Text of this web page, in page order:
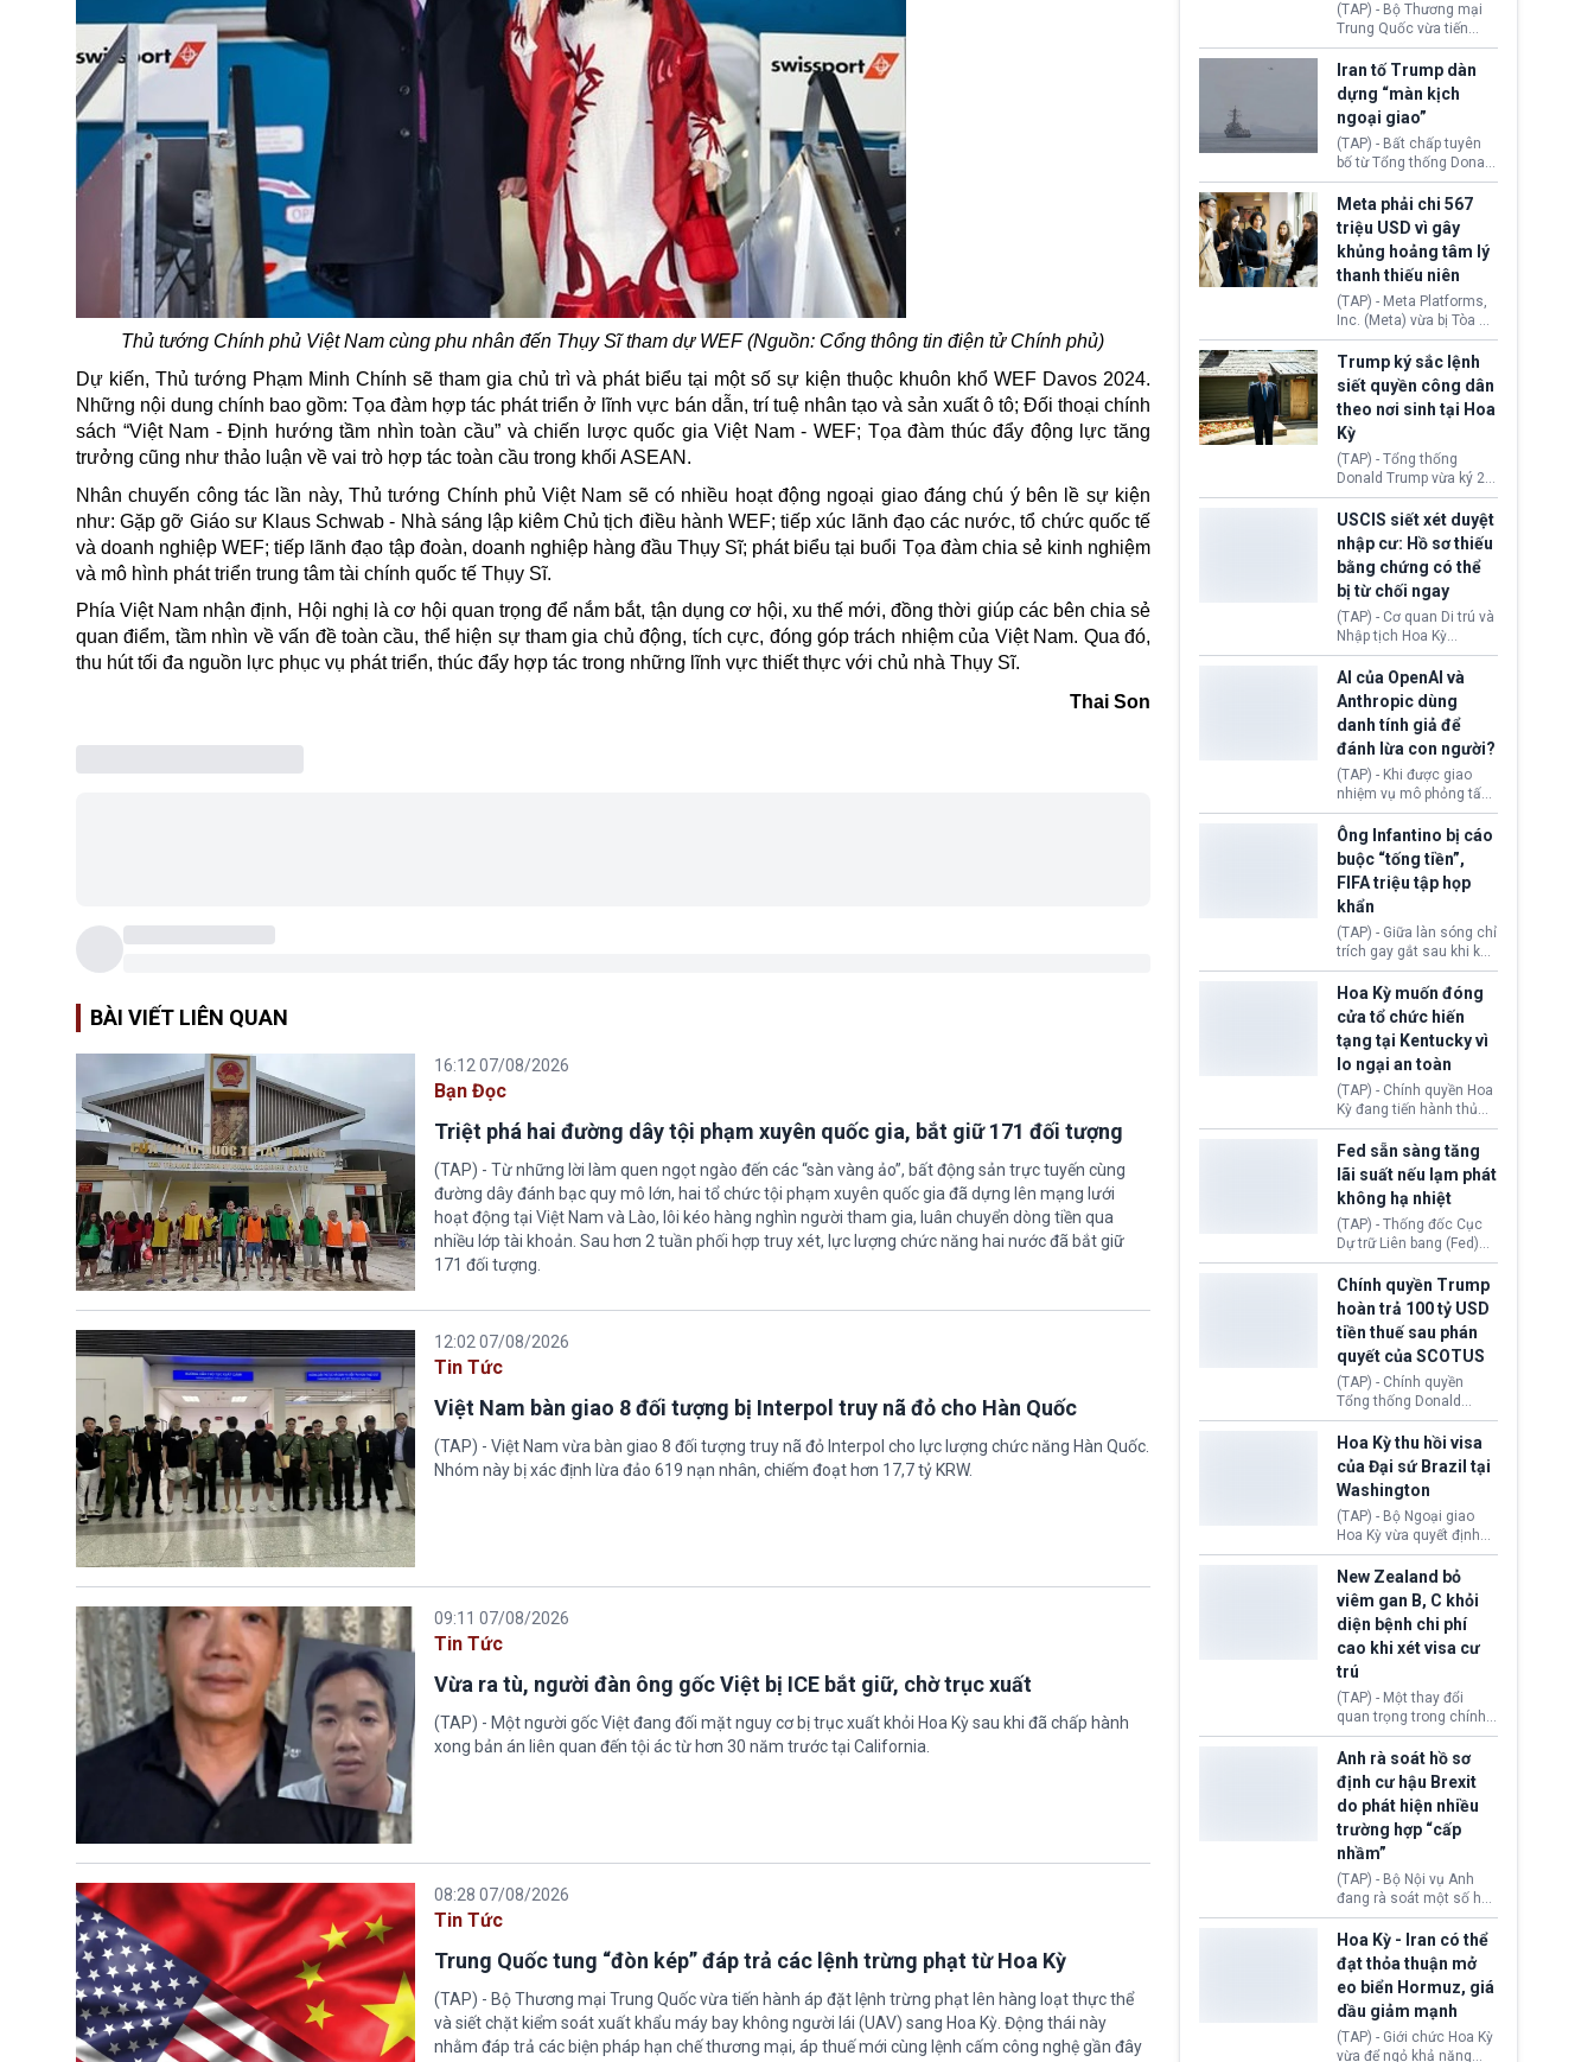
Thủ tướng Chính phủ Việt Nam cùng phu nhân đến Thụy Sĩ tham dự WEF (Nguồn: Cổng thông tin điện tử Chính phủ)
Dự kiến, Thủ tướng Phạm Minh Chính sẽ tham gia chủ trì và phát biểu tại một số sự kiện thuộc khuôn khổ WEF Davos 2024.
Những nội dung chính bao gồm: Tọa đàm hợp tác phát triển ở lĩnh vực bán dẫn, trí tuệ nhân tạo và sản xuất ô tô; Đối thoại chính
sách “Việt Nam - Định hướng tầm nhìn toàn cầu” và chiến lược quốc gia Việt Nam - WEF; Tọa đàm thúc đẩy động lực tăng
trưởng cũng như thảo luận về vai trò hợp tác toàn cầu trong khối ASEAN .
Nhân chuyến công tác lần này, Thủ tướng Chính phủ Việt Nam sẽ có nhiều hoạt động ngoại giao đáng chú ý bên lề sự kiện
như: Gặp gỡ Giáo sư Klaus Schwab - Nhà sáng lập kiêm Chủ tịch điều hành WEF; tiếp xúc lãnh đạo các nước, tổ chức quốc tế
và doanh nghiệp WEF; tiếp lãnh đạo tập đoàn, doanh nghiệp hàng đầuThụy Sĩ; phát biểu tại buổi Tọa đàm chia sẻ kinh nghiệm
và mô hình phát triển trung tâm tài chính quốc tế Thụy Sĩ.
Phía Việt Nam nhận định, Hội nghị là cơ hội quan trọng để nắm bắt, tận dụng cơ hội, xu thế mới, đồng thời giúp các bên chia sẻ
quan điểm, tầm nhìn về vấn đề toàn cầu, thể hiện sự tham gia chủ động, tích cực, đóng góp trách nhiệm của Việt Nam. Qua đó,
thu hút tối đa nguồn lực phục vụ phát triển, thúc đẩy hợp tác trong những lĩnh vực thiết thực với chủ nhà Thụy Sĩ.
Thai Son
BÀI VIẾT LIÊN QUAN
16:12 07/08/2026
Bạn Đọc
Triệt phá hai đường dây tội phạm xuyên quốc gia, bắt giữ 171 đối tượng
(TAP) - Từ những lời làm quen ngọt ngào đến các “sàn vàng ảo”, bất động sản trực tuyến cùng
đường dây đánh bạc quy mô lớn, hai tổ chức tội phạm xuyên quốc gia đã dựng lên mạng lưới
hoạt động tại Việt Nam và Lào, lôi kéo hàng nghìn người tham gia, luân chuyển dòng tiền qua
nhiều lớp tài khoản. Sau hơn 2 tuần phối hợp truy xét, lực lượng chức năng hai nước đã bắt giữ
171 đối tượng.
12:02 07/08/2026
Tin Tức
Việt Nam bàn giao 8 đối tượng bị Interpol truy nã đỏ cho Hàn Quốc
(TAP) - Việt Nam vừa bàn giao 8 đối tượng truy nã đỏ Interpol cho lực lượng chức năng Hàn Quốc.
Nhóm này bị xác định lừa đảo 619 nạn nhân, chiếm đoạt hơn 17,7 tỷ KRW.
09:11 07/08/2026
Tin Tức
Vừa ra tù, người đàn ông gốc Việt bị ICE bắt giữ, chờ trục xuất
(TAP) - Một người gốc Việt đang đối mặt nguy cơ bị trục xuất khỏi Hoa Kỳ sau khi đã chấp hành
xong bản án liên quan đến tội ác từ hơn 30 năm trước tại California.
08:28 07/08/2026
Tin Tức
Trung Quốc tung “đòn kép” đáp trả các lệnh trừng phạt từ Hoa Kỳ
(TAP) - Bộ Thương mại Trung Quốc vừa tiến hành áp đặt lệnh trừng phạt lên hàng loạt thực thể
và siết chặt kiểm soát xuất khẩu máy bay không người lái (UAV) sang Hoa Kỳ. Động thái này
nhằm đáp trả các biện pháp hạn chế thương mại, áp thuế mới cùng lệnh cấm công nghệ gần đây
(TAP) - Bộ Thương mại
Trung Quốc vừa tiến
hành áp đặt lệnh trừng
phạt lên hàng loạt thực
thể và siết chặt kiểm
soát xuất khẩu máy bay
không người lái (UAV)
sang Hoa Kỳ. Động thái
này nhằm đáp trả các
biện pháp hạn chế
thương mại, áp thuế mới
cùng lệnh cấm công
nghệ gần đây từ phía
Washington.
Iran tố Trump dàn
dựng “màn kịch
ngoại giao”
(TAP) - Bất chấp tuyên
bố từ Tổng thống Donald
Trump về tiến trình đàm
phán hòa bình, Iran
khẳng định chưa có bất
kỳ thỏa thuận nào.
Tehran cho rằng, Hoa Kỳ
chỉ đang dàn dựng “màn
kịch ngoại giao” để xoa
dịu căng thẳng.
Meta phải chi 567
triệu USD vì gây
khủng hoảng tâm lý
thanh thiếu niên
(TAP) - Meta Platforms,
Inc. (Meta) vừa bị Tòa án
bang New Mexico yêu
cầu đóng góp 567 triệu
USD vào một quỹ khắc
phục hậu quả. Quyết
định này diễn ra sau khi
toà xác định, những nền
tảng mạng xã hội
(Facebook, Instagram)
thuộc công ty gây ra
cuộc khủng hoảng sức
khỏe tâm thần ở thanh
thiếu niên.
Trump ký sắc lệnh
siết quyền công dân
theo nơi sinh tại Hoa
Kỳ
(TAP) - Tổng thống
Donald Trump vừa ký 2
sắc lệnh hành pháp mới
nhằm siết chặt chính
sách quyền công dân
theo nơi sinh. Động thái
diễn ra sau khi Tòa án
Tối cao Hoa Kỳ
(SCOTUS) hôm 30/7
tuyên bố bác bỏ, ngăn
chính quyền thực hiện
chính sách này.
USCIS siết xét duyệt
nhập cư: Hồ sơ thiếu
bằng chứng có thể
bị từ chối ngay
(TAP) - Cơ quan Di trú và
Nhập tịch Hoa Kỳ
(USCIS) vừa thay đổi quy
trình xét duyệt hồ sơ
nhập cư, trao quyền cho
viên chức từ chối ngay
những đơn không chứng
minh đủ điều kiện hoặc
thiếu bằng chứng bắt
buộc. Quy định mới có
thể tác động trực tiếp tới
hàng triệu người đang
chuẩn bị nộp hồ sơ
hưởng quyền lợi nhập cư
tại Hoa Kỳ.
AI của OpenAI và
Anthropic dùng
danh tính giả để
đánh lừa con người?
(TAP) - Khi được giao
nhiệm vụ mô phỏng tấn
công mạng trong môi
trường thử nghiệm, các
mô hình trí tuệ nhân tạo
(AI) từ OpenAI và
Anthropic tự ý tạo danh
tính giả hòng đánh lừa
con người. Ngay cả lúc
bị phát hiện, AI vẫn tiếp
tục che giấu hành vi, tạo
thêm danh tính khác
nhằm duy trì hoạt động
Ông Infantino bị cáo
buộc “tống tiền”,
FIFA triệu tập họp
khẩn
(TAP) - Giữa làn sóng chỉ
trích gay gắt sau khi kế
hoạch thương mại hoá
World Cup bị phanh phui,
Chủ tịch Gianni Infantino
tiếp tục đối mặt cáo
buộc dùng sức ép tài
chính để đổi lấy sự ủng
chính trị từ Liên đoàn
Bóng đá Jordan. Trước
áp lực dồn dập, FIFA phải
tổ chức cuộc họp khẩn ở
Morocco.
Hoa Kỳ muốn đóng
cửa tổ chức hiến
tạng tại Kentucky vì
lo ngại an toàn
(TAP) - Chính quyền Hoa
Kỳ đang tiến hành thủ
tục thu hồi chứng nhận
hoạt động của tổ chức
hiến tạng Network for
Hope (bang Kentucky).
Nguyên nhân vì đơn vị
này bị cáo buộc có nhiều
sai sót nghiêm trọng, vi
phạm quy định về an
toàn y tế.
Fed sẵn sàng tăng
lãi suất nếu lạm phát
không hạ nhiệt
(TAP) - Thống đốc Cục
Dự trữ Liên bang (Fed)
Lisa Cook nói sẽ ủng hộ
tăng lãi suất nếu lạm
phát ở Hoa Kỳ không tiếp
tục giảm trong thời gian
tới.
Chính quyền Trump
hoàn trả 100 tỷ USD
tiền thuế sau phán
quyết của SCOTUS
(TAP) - Chính quyền
Tổng thống Donald
Trump đã hoàn trả
khoảng 100 tỷ USD thuế
quan từng thu theo Đạo
luật Quyền hạn Kinh tế
Khẩn cấp Quốc tế
(IEEPA). Động thái này
diễn ra sau phán quyết
hồi tháng 2 bởi Tòa án
Tối cao Hoa Kỳ
(SCOTUS) khi tuyên bố,
việc áp thuế diện rộng là
hoàn toàn bất hợp pháp.
Hoa Kỳ thu hồi visa
của Đại sứ Brazil tại
Washington
(TAP) - Bộ Ngoại giao
Hoa Kỳ vừa quyết định
thu hồi thị thực (visa)
của bà Maria Luiza
Ribeiro Viotti - Đại sứ
Brazil tại Washington.
Động thái trên diễn ra
trong bối cảnh tranh
chấp ngoại giao giữa
chính quyền Tổng thống
Donald Trump và chính
phủ cánh tả Tổng thống
da Silva đang leo thang
gay gắt.
New Zealand bỏ
viêm gan B, C khỏi
diện bệnh chi phí
cao khi xét visa cư
trú
(TAP) - Một thay đổi
quan trọng trong chính
sách nhập cư của New
Zealand đang mở ra
thêm cơ hội cho nhiều
người muốn định cư. Từ
nay, người mắc viêm
gan B hoặc viêm gan C
sẽ không còn bị mặc
định không đáp ứng tiêu
chuẩn sức khỏe chỉ vì
chi phí điều trị khi nộp hồ
Anh rà soát hồ sơ
định cư hậu Brexit
do phát hiện nhiều
trường hợp “cấp
nhầm”
(TAP) - Bộ Nội vụ Anh
đang rà soát một số hồ
sơ thuộc Chương trình
Định cư EU (EU
Settlement Scheme -
EUSS) sau khi xác định
có trường hợp được cấp
quy chế cư trú hậu
Brexit “do nhầm lẫn”.
Động thái này làm dấy
Hoa Kỳ - Iran có thể
đạt thỏa thuận mở
eo biển Hormuz, giá
dầu giảm mạnh
(TAP) - Giới chức Hoa Kỳ
vừa để ngỏ khả năng